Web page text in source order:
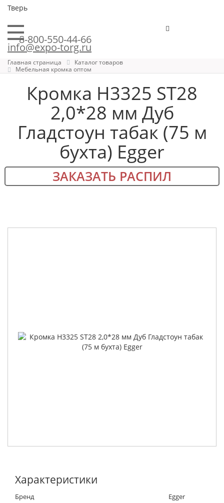
Тверь
8-800-550-44-66
info@expo-torg.ru
Главная страница
Каталог товаров
Мебельная кромка оптом
Кромка H3325 ST28
2,0*28 мм Дуб
Гладстоун табак (75 м
бухта) Egger
ЗАКАЗАТЬ РАСПИЛ
Характеристики
Бренд
Egger